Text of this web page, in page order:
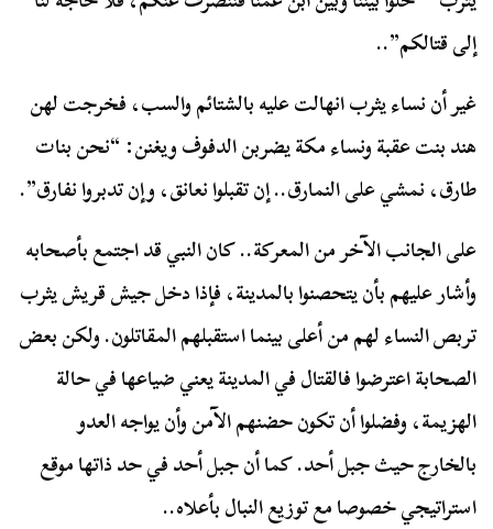
إلى قتالكم”..
غير أن نساء يثرب انهالت عليه بالشتائم والسب، فخرجت لهن
هند بنت عقبة ونساء مكة يضربن الدفوف ويغنن: “نحن بنات
طارق، نمشي على النمارق.. إن تقبلوا نعانق، وإن تدبروا نفارق”.
على الجانب الآخر من المعركة.. كان النبي قد اجتمع بأصحابه
وأشار عليهم بأن يتحصنوا بالمدينة، فإذا دخل جيش قريش يثرب
تربص النساء لهم من أعلى بينما استقبلهم المقاتلون. ولكن بعض
الصحابة اعترضوا فالقتال في المدينة يعني ضياعها في حالة
الهزيمة، وفضلوا أن تكون حضنهم الآمن وأن يواجه العدو
بالخارج حيث جبل أحد. كما أن جبل أحد في حد ذاتها موقع
استراتيجي خصوصا مع توزيع النبال بأعلاه..